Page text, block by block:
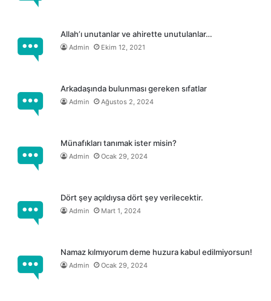
Allah’ı unutanlar ve ahirette unutulanlar…
Admin Ekim 12, 2021
Arkadaşında bulunması gereken sıfatlar
Admin Ağustos 2, 2024
Münafıkları tanımak ister misin?
Admin Ocak 29, 2024
Dört şey açıldıysa dört şey verilecektir.
Admin Mart 1, 2024
Namaz kılmıyorum deme huzura kabul edilmiyorsun!
Admin Ocak 29, 2024